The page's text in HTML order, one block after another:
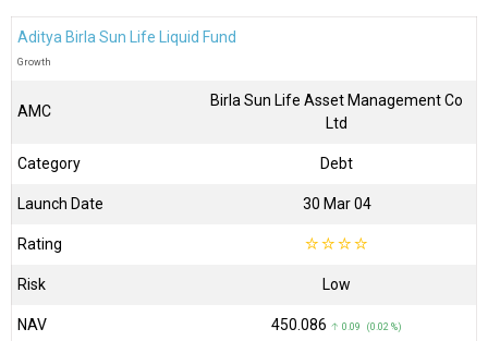
Aditya Birla Sun Life Liquid Fund
Growth
AMC
Birla Sun Life Asset Management Co
Ltd
Category Debt
Launch Date 30 Mar 04
Rating ☆☆☆☆
Risk Low
NAV ₹450.086 ↑ 0.09 (0.02 %)